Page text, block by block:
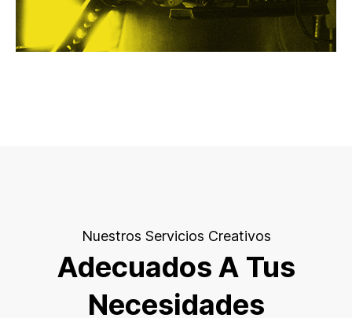
Nuestros Servicios Creativos
Adecuados A Tus
Necesidades